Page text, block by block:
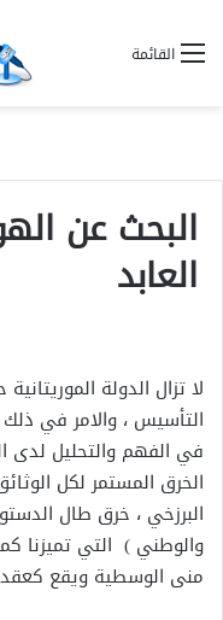
القائمة
البحث عن
العابد
لا تزال الدولة
التأسيس ، والامر في
في الفهم والتحليل لدى
الخرق المستمر لكل
البرزخي ، خرق طال
والوطني ) التي تميزنا
منى الوسطية ويقع كعقد